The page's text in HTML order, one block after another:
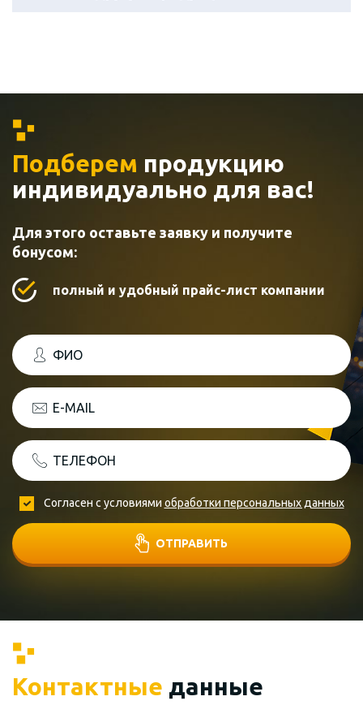
Подберем продукцию
индивидуально для вас!
Для этого оставьте заявку и получите
бонусом:
полный и удобный прайс-лист компании
ФИО
E-MAIL
ТЕЛЕФОН
Согласен с условиями обработки персональных данных
ОТПРАВИТЬ
Контактные данные